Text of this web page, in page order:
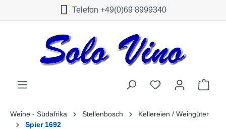
Telefon +49(0)69 8999340
Weine - Südafrika Stellenbosch
Kellereien / Weingüter
Spier 1692